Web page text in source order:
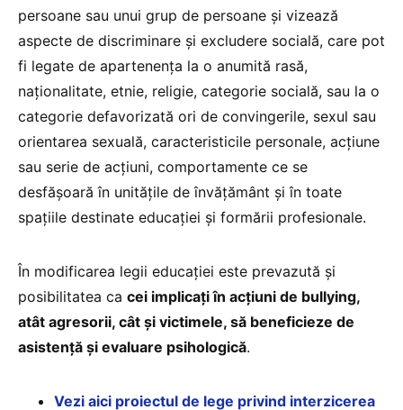
persoane sau unui grup de persoane şi vizează
aspecte de discriminare şi excludere socială, care pot
fi legate de apartenenţa la o anumită rasă,
naţionalitate, etnie, religie, categorie socială, sau la o
categorie defavorizată ori de convingerile, sexul sau
orientarea sexuală, caracteristicile personale, acţiune
sau serie de acţiuni, comportamente ce se
desfăşoară în unităţile de învăţământ şi în toate
spaţiile destinate educaţiei şi formării profesionale.
În modificarea legii educației este prevazută şi
posibilitatea ca cei implicați în acțiuni de bullying,
atât agresorii, cât și victimele, să beneficieze de
asistență și evaluare psihologică.
Vezi aici proiectul de lege privind interzicerea